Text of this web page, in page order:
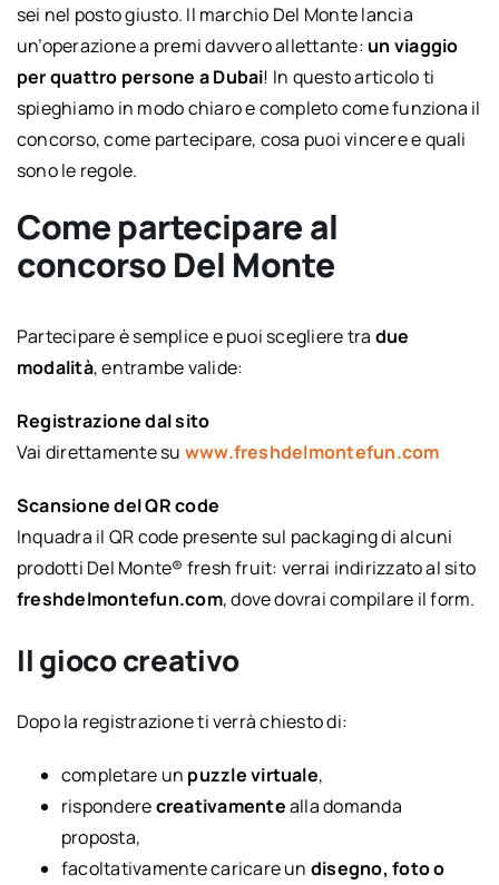
sei nel posto giusto. Il marchio Del Monte lancia
un’operazione a premi davvero allettante: un viaggio
per quattro persone a Dubai! In questo articolo ti
spieghiamo in modo chiaro e completo come funziona il
concorso, come partecipare, cosa puoi vincere e quali
sono le regole.
Come partecipare al
concorso Del Monte
Partecipare è semplice e puoi scegliere tra due
modalità, entrambe valide:
Registrazione dal sito
Vai direttamente su www.freshdelmontefun.com
Scansione del QR code
Inquadra il QR code presente sul packaging di alcuni
prodotti Del Monte® fresh fruit: verrai indirizzato al sito
freshdelmontefun.com, dove dovrai compilare il form.
Il gioco creativo
Dopo la registrazione ti verrà chiesto di:
completare un puzzle virtuale,
risponderecreativamentealla domanda
proposta,
facoltativamente caricare un disegno, foto o